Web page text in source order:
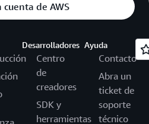
cuenta de AWS
Desarrolladores
Centro
de
creadores
SDK y
herramientas
Ayuda
Contacto
Abra un
ticket de
soporte
técnico